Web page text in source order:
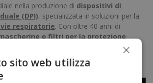
nella produzione di dispositivi di
(DPI), specializzata in soluzioni per la
respiratorie. Con oltre 40 anni di
e filtri per la protezione
e fumi tossici
maschere
protezione sicura e certificata,
sanità e professioni specializzate
×
sito web utilizza